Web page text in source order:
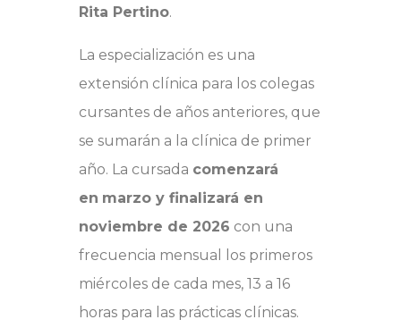
Rita Pertino.
La especialización es una
extensión clínica para los colegas
cursantes de años anteriores, que
se sumarán a la clínica de primer
año. La cursada comenzará
en marzo y finalizará en
noviembre de 2026 con una
frecuencia mensual los primeros
miércoles de cada mes, 13 a 16
horas para las prácticas clínicas.